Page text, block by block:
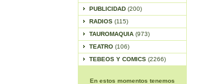
PUBLICIDAD (200)
RADIOS (115)
TAUROMAQUIA (973)
TEATRO (106)
TEBEOS Y COMICS (2266)
En estos momentos tenemos